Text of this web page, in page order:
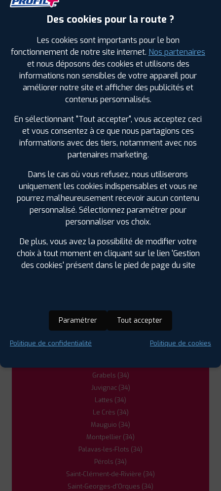
HORAIRES | +D'INFOS
PROFIL PLUSCLERMONT L'HERAULT
240 CHEMIN DE LA DIVISION LIEU-DIT LES
0499910824
+D'INFOS
3
PROFIL PLUSAGDE
0467211588
HORAIRES | +D'INFOS
PROFIL PLUS LODEVE
PAE DU CAPITOUL 1 RUE DU FOULON34700
LODEVE
LES GARAGES PROFIL PLUS
DANS LES VILLES À PROXIMITÉ
Baillargues (34)
Balaruc-les-Bains (34)
Cournonterral (34)
Grabels (34)
Juvignac (34)
Lattes (34)
Le Crès (34)
Mauguio (34)
Montpellier (34)
Palavas-les-Flots (34)
Pérols (34)
Saint-Clément-de-Rivière (34)
Saint-Georges-d'Orques (34)
Des cookies pour la route ?
Les cookies sont importants pour le bon
fonctionnement de notre site internet. Nos partenaires
et nous déposons des cookies et utilisons des
informations non sensibles de votre appareil pour
améliorer notre site et afficher des publicités et
contenus personnalisés.
En sélectionnant "Tout accepter", vous acceptez ceci
et vous consentez à ce que nous partagions ces
informations avec des tiers, notamment avec nos
partenaires marketing.
Dans le cas où vous refusez, nous utiliserons
uniquement les cookies indispensables et vous ne
pourrez malheureusement recevoir aucun contenu
personnalisé. Sélectionnez paramétrer pour
personnaliser vos choix.
De plus, vous avez la possibilité de modifier votre
choix à tout moment en cliquant sur le lien 'Gestion
des cookies' présent dans le pied de page du site
Paramétrer Tout accepter
Politique de confidentialité Politique de cookies